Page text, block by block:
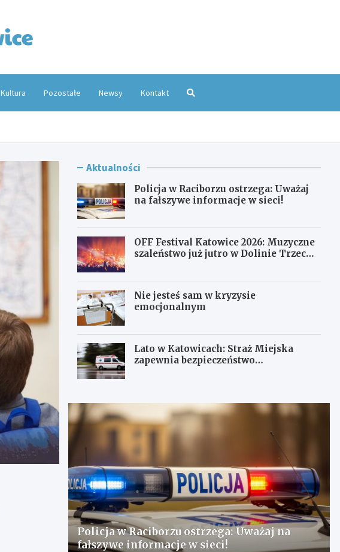
Kultura Pozostałe Newsy Kontakt
Aktualności
Policja w Raciborzu ostrzega: Uważaj
na fałszywe informacje w sieci!
OFF Festival Katowice 2026: Muzyczne
szaleństwo już jutro w Dolinie Trzech
Nie jesteś sam w kryzysie
emocjonalnym
Lato w Katowicach: Straż Miejska
zapewnia bezpieczeństwo
Policja w Raciborzu ostrzega: Uważaj na
fałszywe informacje w sieci!